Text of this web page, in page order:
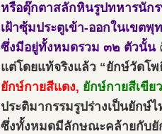
หรือตุ๊กตาสลักหินรูปทหารนัก
เฝ้าซุ้มประตูเข้า-ออกในเขต
ซึ่งมีอยู่ทั้งหมดรวม ๓๒ ตัวนั้น
แต่โดยแท้จริงแล้ว “ยักษ์วัดโ
ยักษ์กายสีแดง, ยักษ์กายสีเขีย
ประติมากรรมรูปร่างเป็นยักษ์
ซึ่งทั้งหมดมีลักษณะคล้ายกับยั